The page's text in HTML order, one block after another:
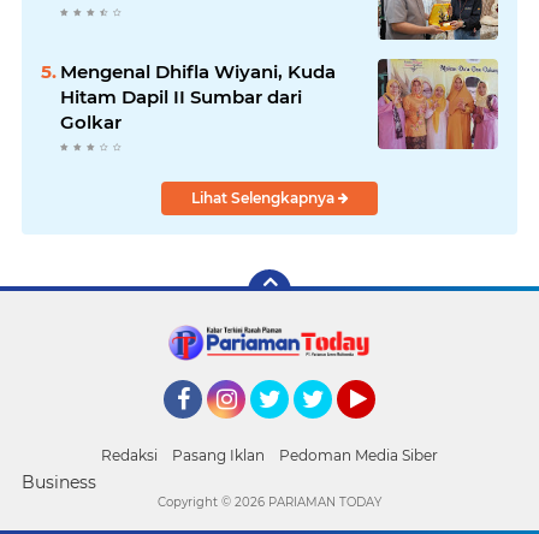
Mengenal Dhifla Wiyani, Kuda
Hitam Dapil II Sumbar dari
Golkar
Lihat Selengkapnya
Redaksi Pasang Iklan Pedoman Media Siber
Business
Copyright © 2026 PARIAMAN TODAY